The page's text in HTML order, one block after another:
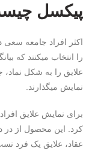
پیکسل
اکثر افراد جامعه
را انتخاب میکنند که
علایق را به شکل
نمایش میگذارند.
برای نمایش علایق
کرد. این محصول از در
عقاد، علایق یک فرد